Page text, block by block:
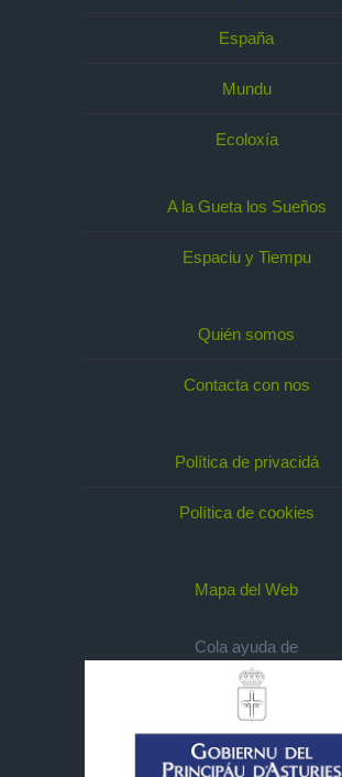
España
Mundu
Ecoloxía
A la Gueta los Sueños
Espaciu y Tiempu
Quién somos
Contacta con nos
Política de privacidá
Política de cookies
Mapa del Web
Cola ayuda de